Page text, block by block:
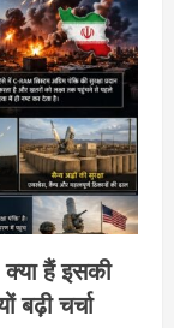
हैं इसकी
बढ़ी चर्चा